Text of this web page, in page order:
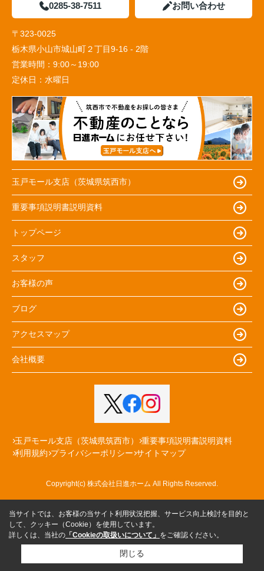
0285-38-7511 お問い合わせ
〒323-0025
栃木県小山市城山町２丁目9-16 - 2階
営業時間： 9:00～19:00
定休日： 水曜日
玉戸モール支店（茨城県筑西市）
重要事項説明書説明資料
トップページ
スタッフ
お客様の声
ブログ
アクセスマップ
会社概要
玉戸モール支店（茨城県筑西市）
重要事項説明書説明資料
利用規約 プライバシーポリシー サイトマップ
Copyright(c) 株式会社日進ホーム All Rights Reserved.
当サイトでは、お客様の当サイト利用状況把握、サービス向上検討を目的と
して、クッキー（Cookie）を使用しています。
詳しくは、当社の 「Cookieの取扱いについて」 をご確認ください。
閉じる